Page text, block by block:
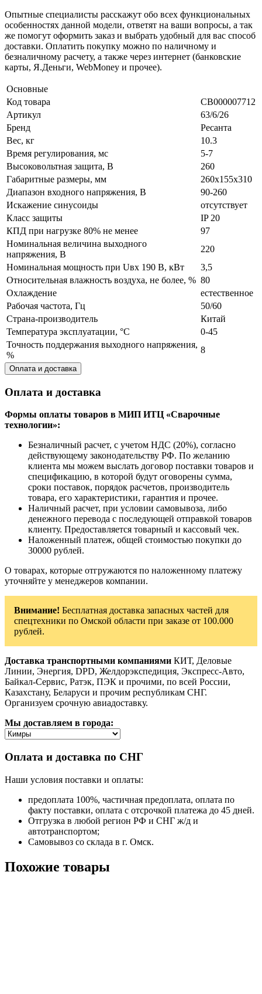
Опытные специалисты расскажут обо всех функциональных
особенностях данной модели, ответят на ваши вопросы, а так
же помогут оформить заказ и выбрать удобный для вас способ
доставки. Оплатить покупку можно по наличному и
безналичному расчету, а также через интернет (банковские
карты, Я.Деньги, WebMoney и прочее).
Основные
Код товара
СВ000007712
Артикул
63/6/26
Бренд
Ресанта
Вес, кг
10.3
Время регулирования, мс
5-7
Высоковольтная защита, В
260
Габаритные размеры, мм
260х155х310
Диапазон входного напряжения, В
90-260
Искажение синусоиды
отсутствует
Класс защиты
IP 20
КПД при нагрузке 80% не менее
97
Номинальная величина выходного
напряжения, В
220
Номинальная мощность при Uвх 190 В, кВт
3,5
Относительная влажность воздуха, не более, % 80
Охлаждение
естественное
Рабочая частота, Гц
50/60
Страна-производитель
Китай
Температура эксплуатации, °С
0-45
Точность поддержания выходного напряжения,
%
8
Оплата и доставка
Оплата и доставка
Формы оплаты товаров в МИП ИТЦ «Сварочные
технологии»:
Безналичный расчет, с учетом НДС (20%), согласно
действующему законодательству РФ. По желанию
клиента мы можем выслать договор поставки товаров и
спецификацию, в которой будут оговорены сумма,
сроки поставок, порядок расчетов, производитель
товара, его характеристики, гарантия и прочее.
Наличный расчет, при условии самовывоза, либо
денежного перевода с последующей отправкой товаров
клиенту. Предоставляется товарный и кассовый чек.
Наложенный платеж, общей стоимостью покупки до
30000 рублей.
О товарах, которые отгружаются по наложенному платежу
уточняйте у менеджеров компании.
Внимание! Бесплатная доставка запасных частей для
спецтехники по Омской области при заказе от 100.000
рублей.
Доставка транспортными компаниями КИТ, Деловые
Линии, Энергия, DPD, Желдорэкспедиция, Экспресс-Авто,
Байкал-Сервис, Ратэк, ПЭК и прочими, по всей России,
Казахстану, Беларуси и прочим республикам СНГ.
Организуем срочную авиадоставку.
Мы доставляем в города:
Оплата и доставка по СНГ
Наши условия поставки и оплаты:
предоплата 100%, частичная предоплата, оплата по
факту поставки, оплата с отсрочкой платежа до 45 дней.
Отгрузка в любой регион РФ и СНГ ж/д и
автотранспортом;
Самовывоз со склада в г. Омск.
Похожие товары